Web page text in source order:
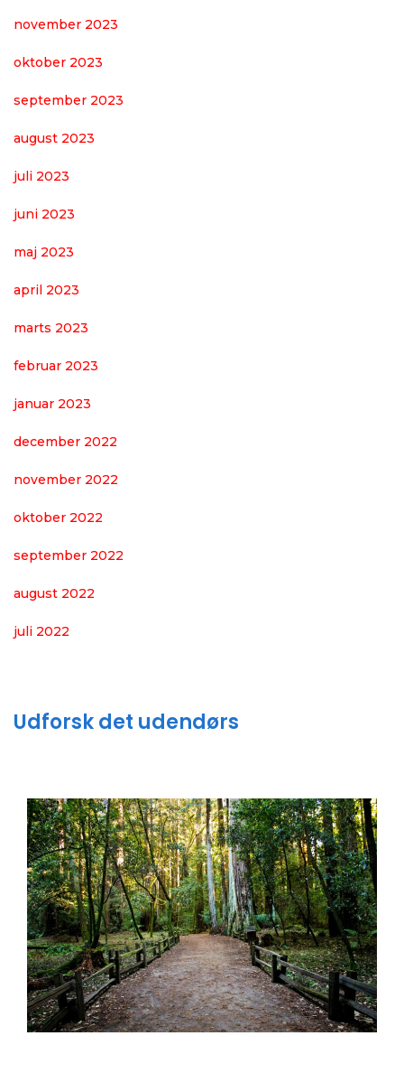
november 2023
oktober 2023
september 2023
august 2023
juli 2023
juni 2023
maj 2023
april 2023
marts 2023
februar 2023
januar 2023
december 2022
november 2022
oktober 2022
september 2022
august 2022
juli 2022
Udforsk det udendørs